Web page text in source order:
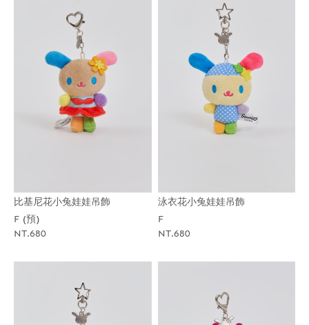
比基尼花小兔娃娃吊飾
F (預)
NT.680
泳衣花小兔娃娃吊飾
F
NT.680